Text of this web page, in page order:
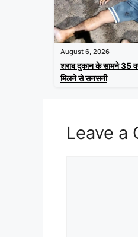
August 6, 2026
शराब दुकान के सामने 35
मिलने से सनसनी
Leave a